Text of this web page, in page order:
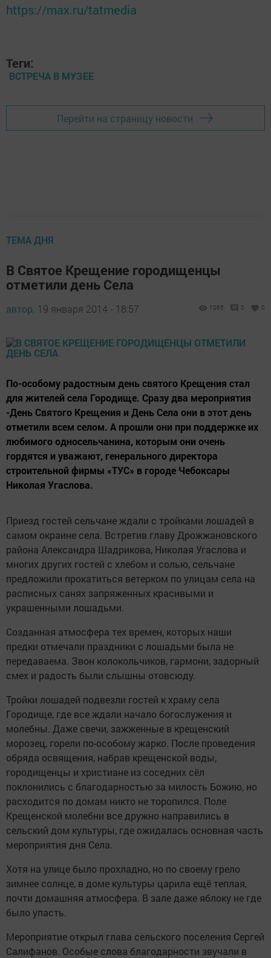
https://max.ru/tatmedia
Теги:
ВСТРЕЧА В МУЗЕЕ
Перейти на страницу новости
ТЕМА ДНЯ
В Святое Крещение городищенцы
отметили день Села
автор, 19 января 2014 - 18:57 1065 0 0
По-особому радостным день святого Крещения стал
для жителей села Городище. Сразу два мероприятия
-День Святого Крещения и День Села они в этот день
отметили всем селом. А прошли они при поддержке их
любимого односельчанина, которым они очень
гордятся и уважают, генерального директора
строительной фирмы «ТУС» в городе Чебоксары
Николая Угаслова.
Приезд гостей сельчане ждали с тройками лошадей в
самом окраине села. Встретив главу Дрожжановского
района Александра Шадрикова, Николая Угаслова и
многих других гостей с хлебом и солью, сельчане
предложили прокатиться ветерком по улицам села на
расписных санях запряженных красивыми и
украшенными лошадьми.
Созданная атмосфера тех времен, которых наши
предки отмечали праздники с лошадьми была не
передаваема. Звон колокольчиков, гармони, задорный
смех и радость были слышны отовсюду.
Тройки лошадей подвезли гостей к храму села
Городище, где все ждали начало богослужения и
молебны. Даже свечи, зажженные в крещенский
морозец, горели по-особому жарко. После проведения
обряда освящения, набрав крещенской воды,
городищенцы и христиане из соседних сёл
поклонились с благодарностью за милость Божию, но
расходится по домам никто не торопился. Поле
Крещенской молебни все дружно направились в
сельский дом культуры, где ожидалась основная часть
мероприятия дня Села.
Хотя на улице было прохладно, но по своему грело
зимнее солнце, в доме культуры царила ещё теплая,
почти домашняя атмосфера. В зале даже яблоку не где
было упасть.
Мероприятие открыл глава сельского поселения Сергей
Салифанов. Особые слова благодарности звучали в